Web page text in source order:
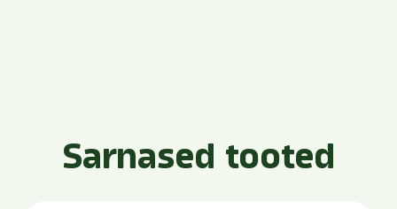
Sarnased tooted